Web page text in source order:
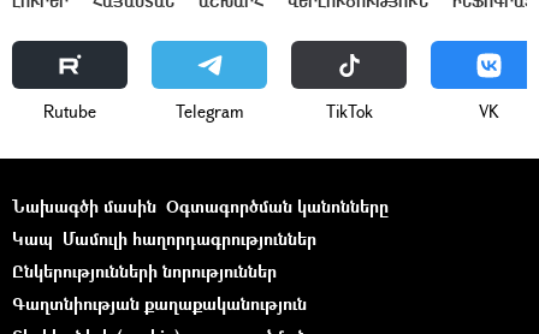
Rutube Telegram ТikТоk VK
Նախագծի մասին Օգտագործման կանոնները
Կապ Մամուլի հաղորդագրություններ
Ընկերությունների նորություններ
Գաղտնիության քաղաքականություն